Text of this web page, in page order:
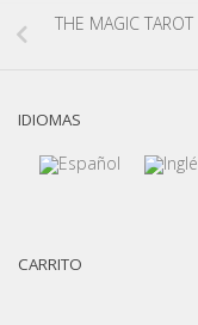
THE MAGIC
IDIOMAS
CARRITO